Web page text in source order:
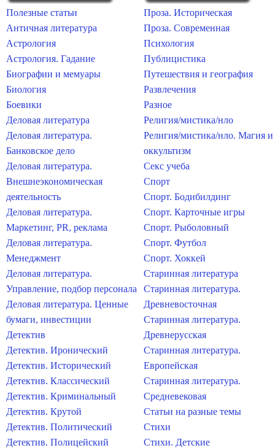
Полезные статьи
Античная литература
Астрология
Астрология. Гадание
Биографии и мемуары
Биология
Боевики
Деловая литература
Деловая литература.
Банковское дело
Деловая литература.
Внешнеэкономическая
деятельность
Деловая литература.
Маркетинг, PR, реклама
Деловая литература.
Менеджмент
Деловая литература.
Управление, подбор персонала
Деловая литература. Ценные
бумаги, инвестиции
Детектив
Детектив. Иронический
Детектив. Исторический
Детектив. Классический
Детектив. Криминальный
Детектив. Крутой
Детектив. Политический
Детектив. Полицейский
Проза. Историческая
Проза. Современная
Психология
Публицистика
Путешествия и география
Развлечения
Разное
Религия/мистика/нло
Религия/мистика/нло. Магия и
оккультизм
Секс учеба
Спорт
Спорт. Бодибилдинг
Спорт. Карточные игры
Спорт. Рыболовный
Спорт. Футбол
Спорт. Хоккей
Старинная литература
Старинная литература.
Древневосточная
Старинная литература.
Древнерусская
Старинная литература.
Европейская
Старинная литература.
Средневековая
Статьи на разные темы
Стихи
Стихи. Детские